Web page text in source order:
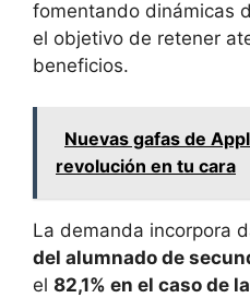
fomentando dinámicas
el objetivo de retener
beneficios.
Nuevas gafas de
revolución en tu cara
La demanda incorpora
del alumnado de
el 82,1% en el caso de